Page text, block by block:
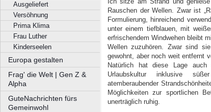
Ausgeliefert
Versöhnung
Prima Klima
Frau Luther
Kinderseelen
Europa gestalten
Frag' die Welt | Gen Z &
Alpha
GuteNachrichten fürs
Gemeinwohl
Rauschen der Wellen. Zwar ist
Formulierung, hinreichend
unter einem tiefblauen, mit
erfrischendem Windwehen bleibt
Wellen zuzuhören. Zwar sind
gewohnt, aber noch weit entfernt
Natürlich hat diese Lage
Urlaubskultur inklusive
atemberaubender
Möglichkeiten zur sportlichen
unerträglich ruhig.